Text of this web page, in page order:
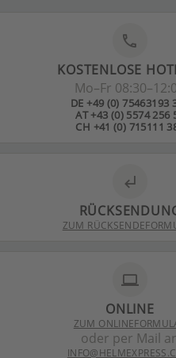
phone
KOSTENLOSE
Mo–Fr
DE +49 (0) 75463193
AT +43 (0) 5574 256
CH +41 (0) 715111
subdirectory_arrow_left
ZUM
laptop
ONLINE
ZUM
oder per Mail